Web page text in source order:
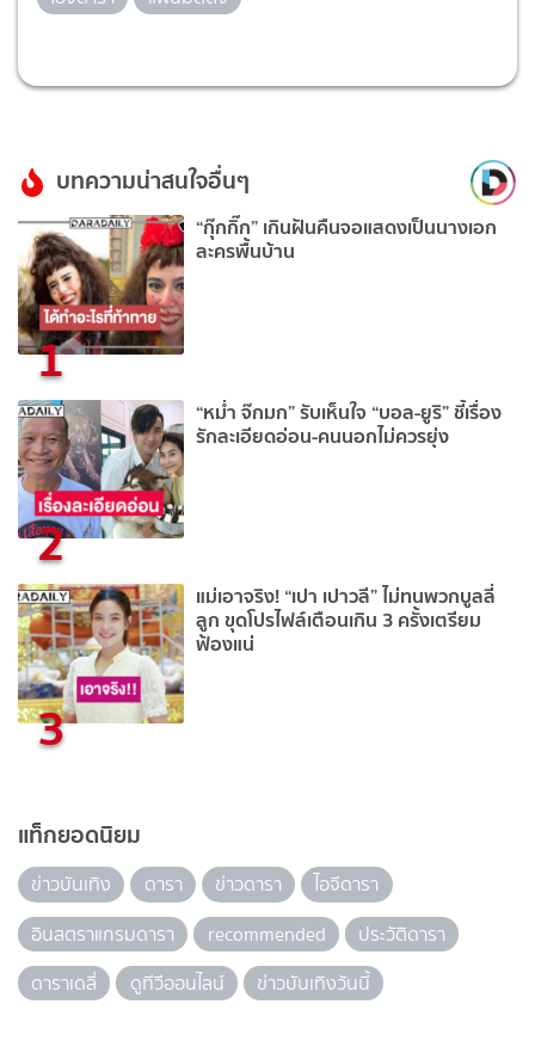
บทความน่าสนใจอื่นๆ
1
“กุ๊กกิ๊ก” เกินฝันคืนจอแสดงเป็นนางเอก
ละครพื้นบ้าน
2
“หม่ำ จ๊กมก” รับเห็นใจ “บอล-ยูริ” ชี้เรื่อง
รักละเอียดอ่อน-คนนอกไม่ควรยุ่ง
3
แม่เอาจริง! “เปา เปาวลี” ไม่ทนพวกบูลลี่
ลูก ขุดโปรไฟล์เตือนเกิน 3 ครั้งเตรียม
ฟ้องแน่
แท็กยอดนิยม
ข่าวบันเทิง ดารา ข่าวดารา
ไอจีดารา
อินสตราแกรมดารา
recommended
ประวัติดารา
ดาราเดลี่
ดูทีวีออนไลน์ ข่าวบันเทิงวันนี้